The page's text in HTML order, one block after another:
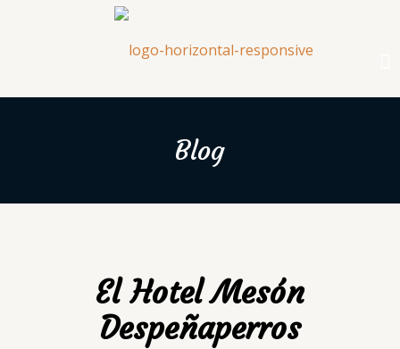
Blog
El Hotel Mesón
Despeñaperros